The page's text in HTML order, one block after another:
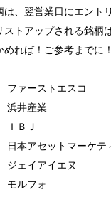
は、翌営業日にエント
ストアップされる銘柄
めれば！ご参考までに！
ァーストエスコ
井産業
ＢＪ
本アセットマーケテ
ェイアイエヌ
ルフォ